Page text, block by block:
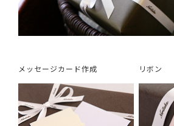
メッセージカード作成 リボン